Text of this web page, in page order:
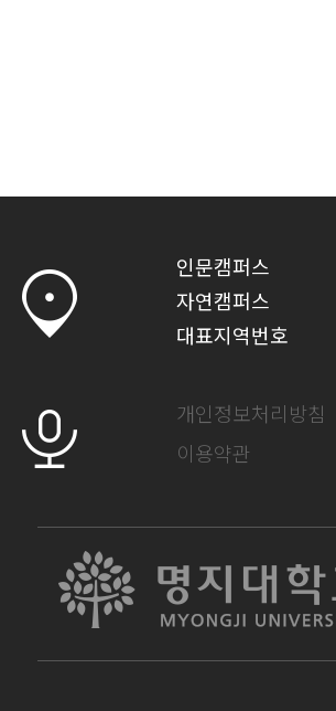
인문캠퍼스
자연캠퍼스
대표지역번호
개인정보처리방침
이용약관